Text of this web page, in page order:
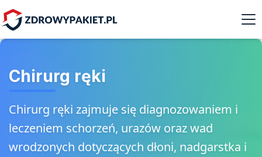
Chirurg ręki
Chirurg ręki zajmuje się diagnozowaniem i
leczeniem schorzeń, urazów oraz wad
wrodzonych dotyczących dłoni, nadgarstka i